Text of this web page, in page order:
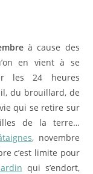
à cause des
en vient à se
les 24 heures
du brouillard, de
qui se retire sur
de la terre…
, novembre
c’est limite pour
qui s’endort,